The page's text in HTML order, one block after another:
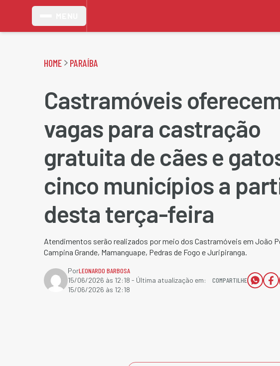
HOME PARAÍBA
Castramóveis
vagas para castração
gratuita de cães e
cinco municípios a
desta terça-feira
Atendimentos serão realizados por meio dos Castramóveis em João
Campina Grande, Mamanguape, Pedras de Fogo e Juripiranga.
PorLEONARDO BARBOSA
15/06/2026 às 12:18 - Última atualização em:
15/06/2026 às 12:18
COMPARTILHE